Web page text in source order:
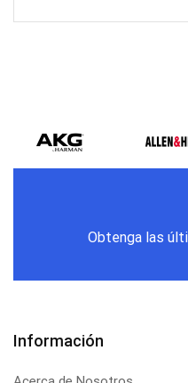
Obtenga las
Información